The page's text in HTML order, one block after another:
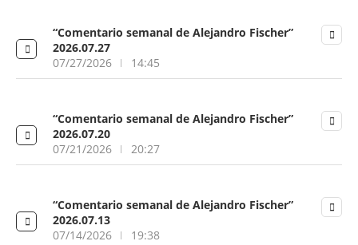
“Comentario semanal de Alejandro Fischer”
2026.07.27
07/27/2026
14:45
“Comentario semanal de Alejandro Fischer”
2026.07.20
07/21/2026
20:27
“Comentario semanal de Alejandro Fischer”
2026.07.13
07/14/2026
19:38